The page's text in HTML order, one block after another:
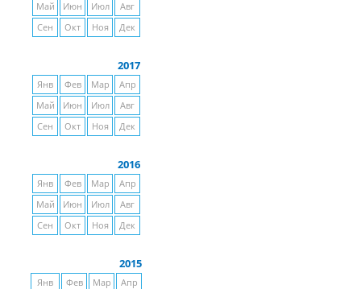
Май
Июн Июл
Авг
Сен
Окт Ноя Дек
2017
Янв Фев Мар
Апр
Май
Июн Июл
Авг
Сен
Окт Ноя Дек
2016
Янв Фев Мар
Апр
Май
Июн Июл
Авг
Сен
Окт Ноя Дек
2015
Янв Фев Мар
Апр